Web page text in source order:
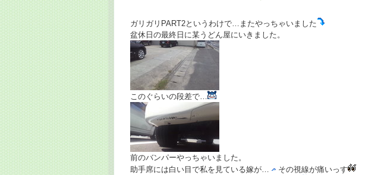
ガリガリPART2というわけで…またやっちゃいました
盆休日の最終日に某うどん屋にいきました。
このぐらいの段差で…
前のバンパーやっちゃいました。
助手席には白い目で私を見ている嫁が…
その視線が痛いっす